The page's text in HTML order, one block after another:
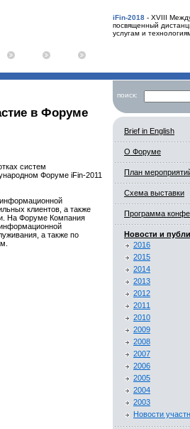
iFin-2018 - XVIII
посвященный
услугам и
в Форуме
систем
Форуме iFin-2011
клиентов, а также
На Форуме Компания
а также по
поиск:
Brief in English
О Форуме
План
Схема выставки
Программа
Новости и
2016
2015
2014
2013
2012
2011
2010
2009
2008
2007
2006
2005
2004
2003
Новости